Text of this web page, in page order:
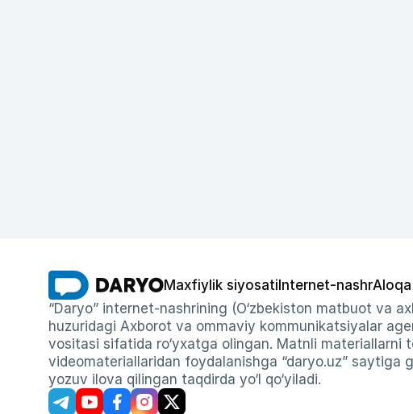
Maxfiylik siyosati Internet-nashr
“Daryo” internet-nashrining (O‘zbekiston matbuot va
huzuridagi Axborot va ommaviy kommunikatsiyalar
vositasi sifatida ro‘yxatga olingan. Matnli materiallarni
videomateriallaridan foydalanishga “daryo.uz” saytiga
yozuv ilova qilingan taqdirda yo‘l qo‘yiladi.